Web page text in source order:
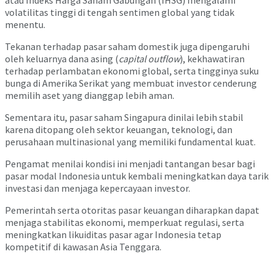
volatilitas tinggi di tengah sentimen global yang tidak
menentu.
Tekanan terhadap pasar saham domestik juga dipengaruhi
oleh keluarnya dana asing (capital outflow), kekhawatiran
terhadap perlambatan ekonomi global, serta tingginya suku
bunga di Amerika Serikat yang membuat investor cenderung
memilih aset yang dianggap lebih aman.
Sementara itu, pasar saham Singapura dinilai lebih stabil
karena ditopang oleh sektor keuangan, teknologi, dan
perusahaan multinasional yang memiliki fundamental kuat.
Pengamat menilai kondisi ini menjadi tantangan besar bagi
pasar modal Indonesia untuk kembali meningkatkan daya tarik
investasi dan menjaga kepercayaan investor.
Pemerintah serta otoritas pasar keuangan diharapkan dapat
menjaga stabilitas ekonomi, memperkuat regulasi, serta
meningkatkan likuiditas pasar agar Indonesia tetap
kompetitif di kawasan Asia Tenggara.